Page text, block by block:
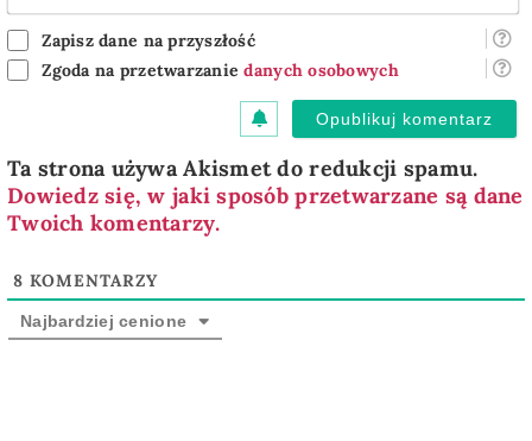
Zapisz dane na przyszłość
Zgoda na przetwarzaniedanych osobowych
Ta strona używa Akismet do redukcji spamu.
Dowiedz się, w jaki sposób przetwarzane są dane
Twoich komentarzy.
8 KOMENTARZY
Najbardziej cenione